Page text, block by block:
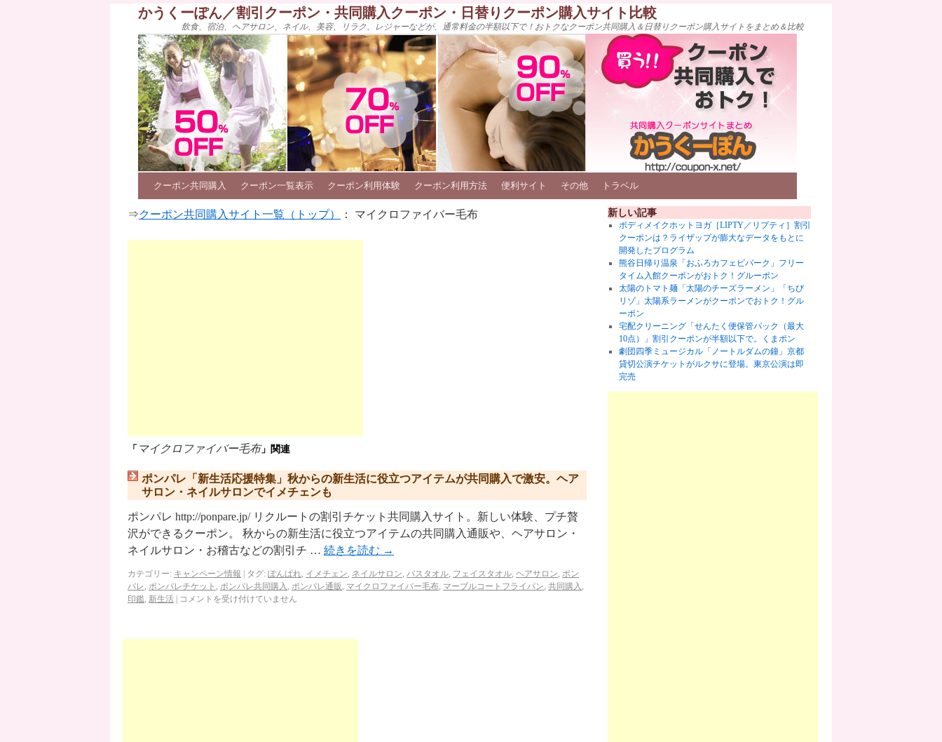
かうくーぽん／割引クーポン・共同購入クーポン・日替りクーポン購入サイト比較
飲食、宿泊、ヘアサロン、ネイル、美容、リラク、レジャーなどが、通常料金の半額以下で！おトクなクーポン共同購入＆日替りクーポン購入サイトをまとめ＆比較
クーポン共同購入 クーポン一覧表示 クーポン利用体験 クーポン利用方法 便利サイト その他 トラベル
⇒クーポン共同購入サイト一覧（トップ） ： マイクロファイバー毛布
「 マイクロファイバー毛布」関連
ポンパレ「新生活応援特集」秋からの新生活に役立つアイテムが共同購入で激安。ヘア
サロン・ネイルサロンでイメチェンも
ポンパレ http://ponpare.jp/ リクルートの割引チケット共同購入サイト。新しい体験、プチ贅
沢ができるクーポン。 秋からの新生活に役立つアイテムの共同購入通販や、ヘアサロン・
ネイルサロン・お稽古などの割引チ … 続きを読む →
カテゴリー: キャンペーン情報 タグ: ぽんぱれ, イメチェン, ネイルサロン, バスタオル, フェイスタオル, ヘアサロン, ポン
パレ, ポンパレチケット , ポンパレ共同購入 , ポンパレ通販 , マイクロファイバー毛布, マーブルコートフライパン, 共同購入 ,
印鑑, 新生活 コメントを受け付けていません
新しい記事
ボディメイクホットヨガ［LIPTY／リプティ］割引
クーポンは？ライザップが膨大なデータをもとに
開発したプログラム
熊谷日帰り温泉「おふろカフェビバーク」フリー
タイム入館クーポンがおトク！グルーポン
太陽のトマト麺「太陽のチーズラーメン」「ちび
リゾ」太陽系ラーメンがクーポンでおトク！グル
ーポン
宅配クリーニング「せんたく便保管パック（最大
10点）」割引クーポンが半額以下で。くまポン
劇団四季ミュージカル「ノートルダムの鐘」京都
貸切公演チケットがルクサに登場。東京公演は即
完売